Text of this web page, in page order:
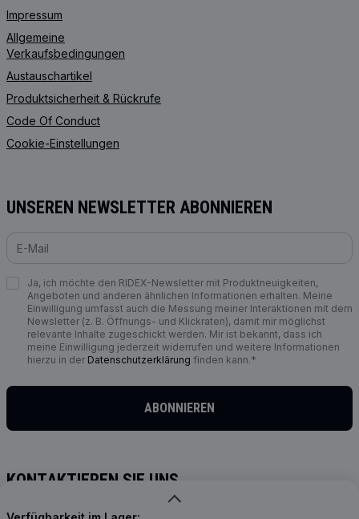
Impressum
Allgemeine
Verkaufsbedingungen
Austauschartikel
Produktsicherheit & Rückrufe
Code Of Conduct
Cookie-Einstellungen
KONTAKTIEREN SIE UNS
info@ridex.de
UNSEREN NEWSLETTER ABONNIEREN
Ja, ich möchte den RIDEX-Newsletter mit Produktneuigkeiten,
Angeboten und anderen ähnlichen Informationen erhalten. Meine
Einwilligung umfasst auch die Messung meiner Interaktionen mit dem
Newsletter (z. B. Öffnungs- und Klickraten), damit mir möglichst
relevante Inhalte zugeschickt werden. Mir ist bekannt, dass ich
meine Einwilligung jederzeit widerrufen und weitere Informationen
hierzu in der Datenschutzerklärung finden kann.*
ABONNIEREN